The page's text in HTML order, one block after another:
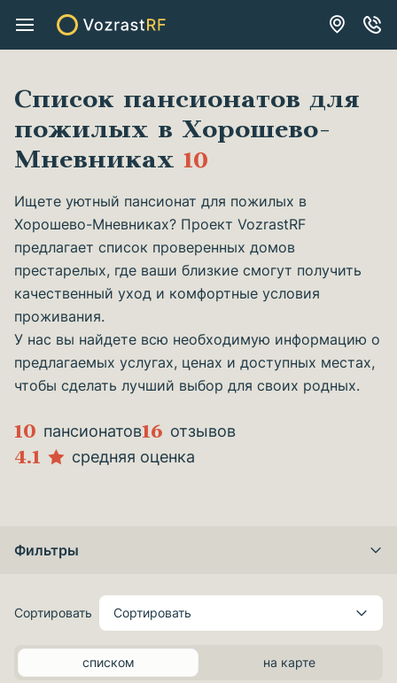
Список пансионатов для
пожилых в Хорошево-
Мневниках 10
Ищете уютный пансионат для пожилых в
Хорошево-Мневниках? Проект VozrastRF
предлагает список проверенных домов
престарелых, где ваши близкие смогут получить
качественный уход и комфортные условия
проживания.
У нас вы найдете всю необходимую информацию о
предлагаемых услугах, ценах и доступных местах,
чтобы сделать лучший выбор для своих родных.
10 пансионатов16 отзывов
4.1 средняя оценка
Фильтры
Сортировать Сортировать
списком на карте